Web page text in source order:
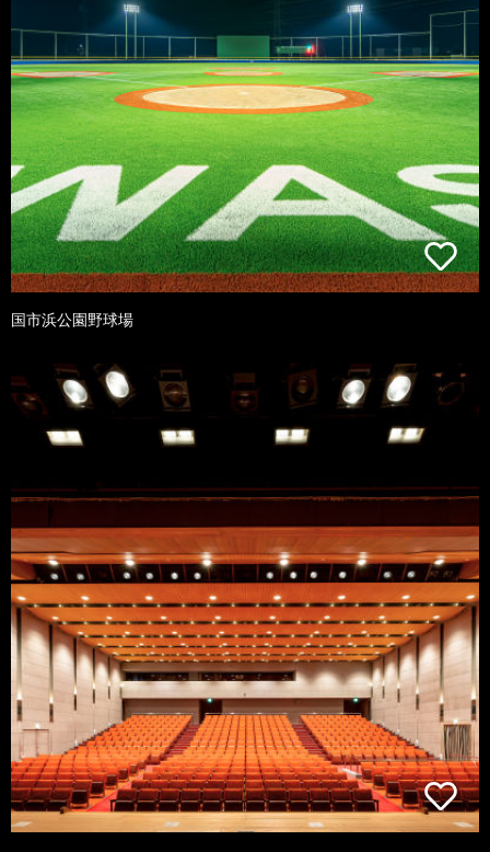
国市浜公園野球場